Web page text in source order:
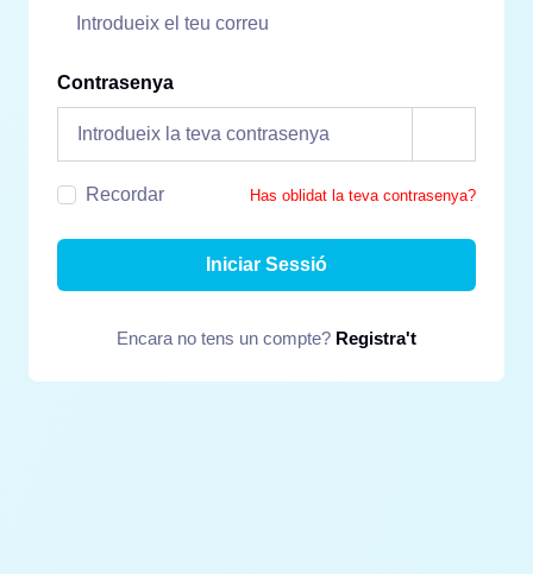
Contrasenya
Recordar Has oblidat la teva contrasenya?
Iniciar Sessió
Encara no tens un compte? Registra't